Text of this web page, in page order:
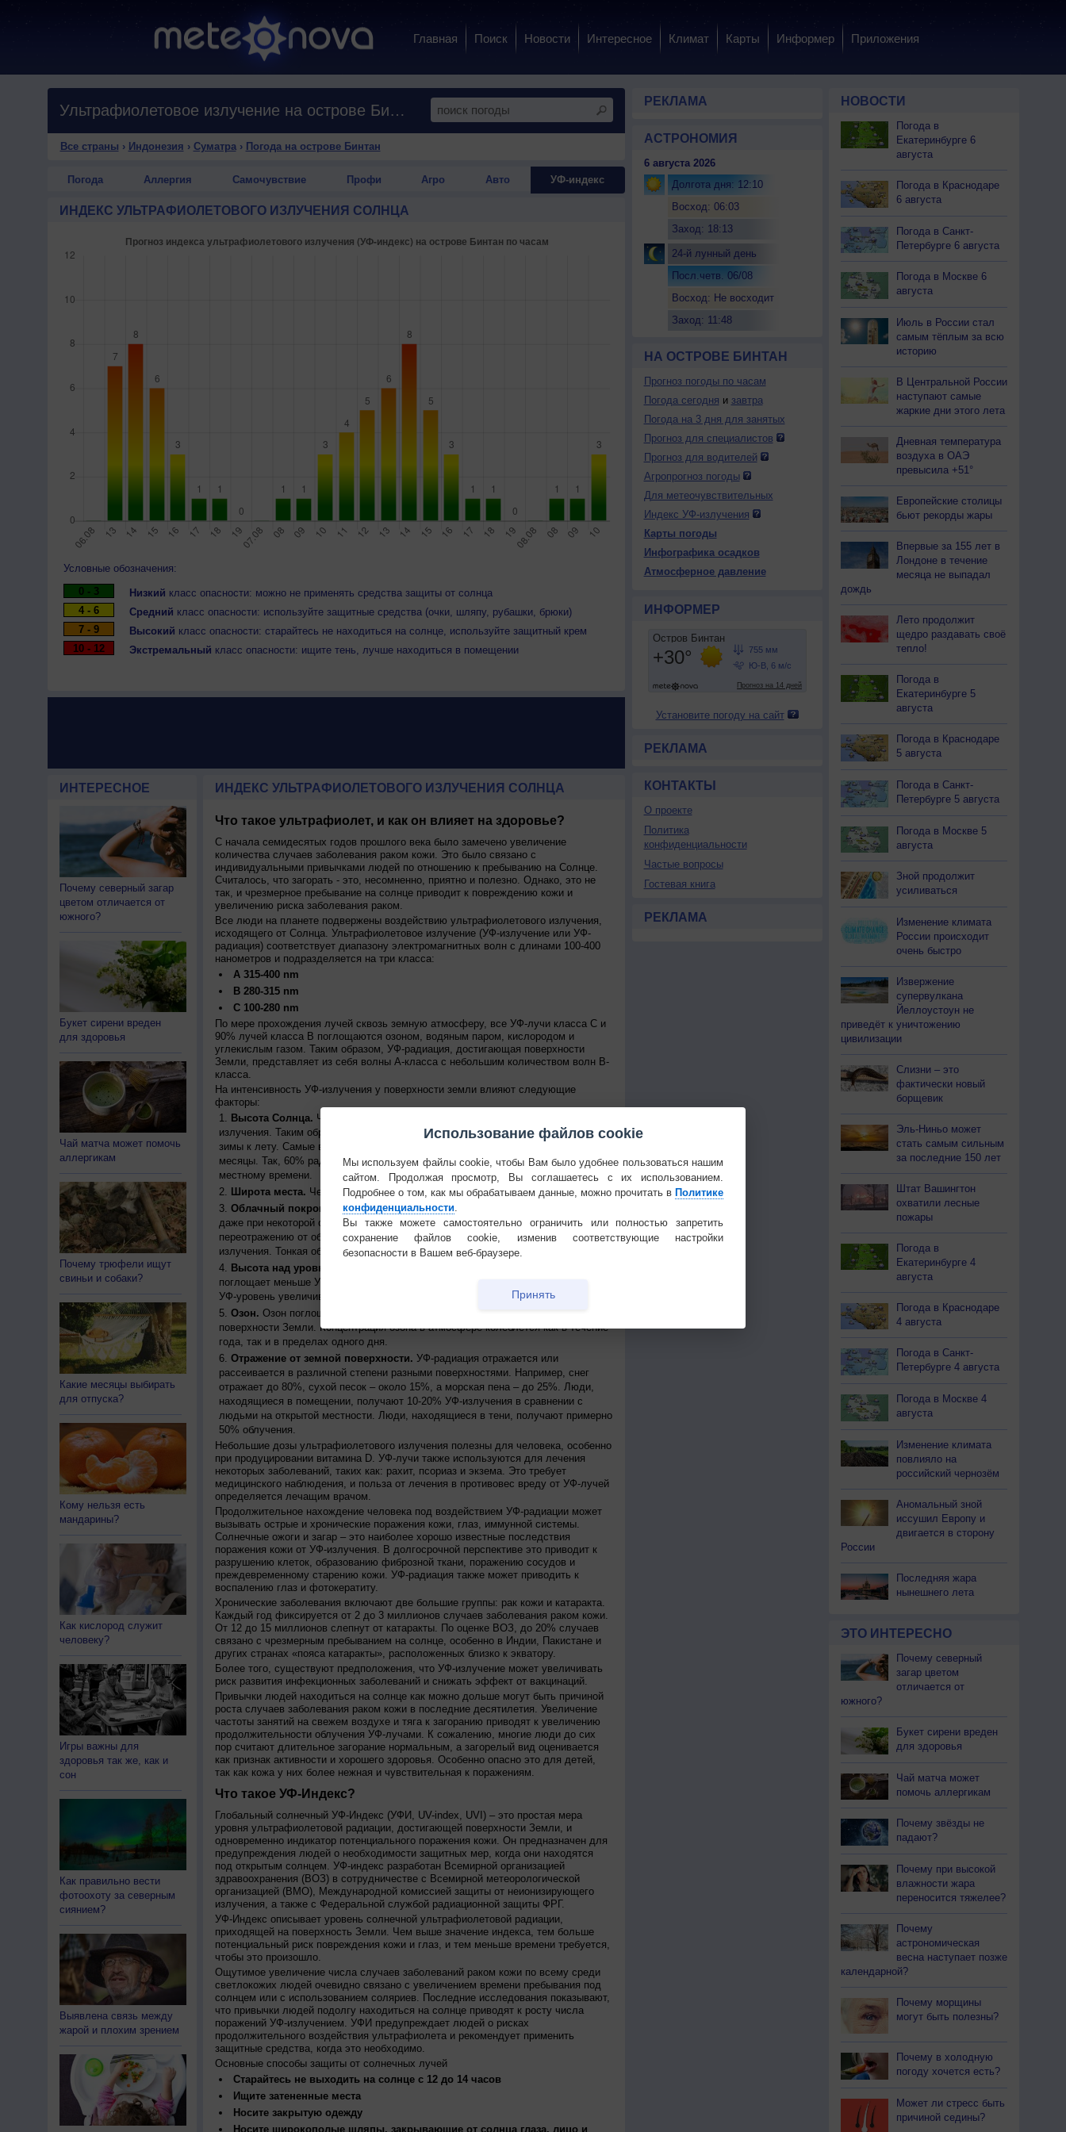
Главная Поиск Новости Интересное Климат Карты Информер Приложения
Ультрафиолетовое излучение на острове Бинтан
Все страны › Индонезия › Суматра› Погода на острове Бинтан
Погода Аллергия Самочувствие Профи Агро Авто УФ-индекс
ИНДЕКС УЛЬТРАФИОЛЕТОВОГО ИЗЛУЧЕНИЯ СОЛНЦА
Условные обозначения:
0 - 3
Низкий класс опасности: можно не применять средства защиты от солнца
4 - 6
Средний класс опасности: используйте защитные средства (очки, шляпу, рубашки, брюки)
7 - 9
Высокий класс опасности: старайтесь не находиться на солнце, используйте защитный крем
10 - 12
Экстремальный класс опасности: ищите тень, лучше находиться в помещении
ИНТЕРЕСНОЕ
Почему северный загар
цветом отличается от
южного?
Букет сирени вреден
для здоровья
Чай матча может помочь
аллергикам
Почему трюфели ищут
свиньи и собаки?
Какие месяцы выбирать
для отпуска?
Кому нельзя есть
мандарины?
Как кислород служит
человеку?
Игры важны для
здоровья так же, как и
сон
Как правильно вести
фотоохоту за северным
сиянием?
Выявлена связь между
жарой и плохим зрением
ИНДЕКС УЛЬТРАФИОЛЕТОВОГО ИЗЛУЧЕНИЯ СОЛНЦА
Что такое ультрафиолет, и как он влияет на здоровье?
С начала семидесятых годов прошлого века было замечено увеличение
количества случаев заболевания раком кожи. Это было связано с
индивидуальными привычками людей по отношению к пребыванию на Солнце.
Считалось, что загорать - это, несомненно, приятно и полезно. Однако, это не
так, и чрезмерное пребывание на солнце приводит к повреждению кожи и
увеличению риска заболевания раком.
Все люди на планете подвержены воздействию ультрафиолетового излучения,
исходящего от Солнца. Ультрафиолетовое излучение (УФ-излучение или УФ-
радиация) соответствует диапазону электромагнитных волн с длинами 100-400
нанометров и подразделяется на три класса:
A 315-400 nm
B 280-315 nm
C 100-280 nm
По мере прохождения лучей сквозь земную атмосферу, все УФ-лучи класса C и
90% лучей класса B поглощаются озоном, водяным паром, кислородом и
углекислым газом. Таким образом, УФ-радиация, достигающая поверхности
Земли, представляет из себя волны А-класса с небольшим количеством волн В-
класса.
На интенсивность УФ-излучения у поверхности земли влияют следующие
факторы:
Высота Солнца. Чем выше Солнце над горизонтом, тем сильнее уровень УФ-
излучения. Таким образом, уровень излучения колеблется от дня к ночи и от
зимы к лету. Самые высокие уровни достигаются около полудня в летние
месяцы. Так, 60% радиации приходит примерно между 11 и 15 часами дня по
местному времени.
Широта места. Чем ближе к экватору, тем выше уровень УФ-радиации
Облачный покров.
Уровень УФ-радиации выше при безоблачном небе, но
даже при некоторой облачности, излучение может быть сильным, благодаря
переотражению от облаков, создавая, таким образом, рассеянные источники
излучения. Тонкая облачность может пропускать до 90% УФ-лучей.
Высота над уровнем моря.
поглощает меньше УФ-радиации, поступающей от Солнца. Каждые 1000 метров
УФ-уровень увеличивается примерно на 10%.
Озон. Озон поглощает часть УФ-радиации, которая иначе могла бы достичь
поверхности Земли. Концентрация озона в атмосфере колеблется как в течение
года, так и в пределах одного дня.
Отражение от земной поверхности. УФ-радиация отражается или
рассеивается в различной степени разными поверхностями. Например, снег
отражает до 80%, сухой песок – около 15%, а морская пена – до 25%. Люди,
находящиеся в помещении, получают 10-20% УФ-излучения в сравнении с
людьми на открытой местности. Люди, находящиеся в тени, получают примерно
50% облучения.
Небольшие дозы ультрафиолетового излучения полезны для человека, особенно
при продуцировании витамина D. УФ-лучи также используются для лечения
некоторых заболеваний, таких как: рахит, псориаз и экзема. Это требует
медицинского наблюдения, и польза от лечения в противовес вреду от УФ-лучей
определяется лечащим врачом.
Продолжительное нахождение человека под воздействием УФ-радиации может
вызывать острые и хронические поражения кожи, глаз, иммунной системы.
Солнечные ожоги и загар – это наиболее хорошо известные последствия
поражения кожи от УФ-излучения. В долгосрочной перспективе это приводит к
разрушению клеток, образованию фиброзной ткани, поражению сосудов и
преждевременному старению кожи. УФ-радиация также может приводить к
воспалению глаз и фотокератиту.
Хронические заболевания включают две большие группы: рак кожи и катаракта.
Каждый год фиксируется от 2 до 3 миллионов случаев заболевания раком кожи.
От 12 до 15 миллионов слепнут от катаракты. По оценке ВОЗ, до 20% случаев
связано с чрезмерным пребыванием на солнце, особенно в Индии, Пакистане и
других странах «пояса катаракты», расположенных близко к экватору.
Более того, существуют предположения, что УФ-излучение может увеличивать
риск развития инфекционных заболеваний и снижать эффект от вакцинаций.
Привычки людей находиться на солнце как можно дольше могут быть причиной
роста случаев заболевания раком кожи в последние десятилетия. Увеличение
частоты занятий на свежем воздухе и тяга к загоранию приводят к увеличению
продолжительности облучения УФ-лучами. К сожалению, многие люди до сих
пор считают длительное загорание нормальным, а загорелый вид оценивается
как признак активности и хорошего здоровья. Особенно опасно это для детей,
так как кожа у них более нежная и чувствительная к поражениям.
Что такое УФ-Индекс?
Глобальный солнечный УФ-Индекс (УФИ, UV-index, UVI) – это простая мера
уровня ультрафиолетовой радиации, достигающей поверхности Земли, и
одновременно индикатор потенциального поражения кожи. Он предназначен для
предупреждения людей о необходимости защитных мер, когда они находятся
под открытым солнцем. УФ-индекс разработан Всемирной организацией
здравоохранения (ВОЗ) в сотрудничестве с Всемирной метеорологической
организацией (ВМО), Международной комиссией защиты от неионизирующего
излучения, а также с Федеральной службой радиационной защиты ФРГ.
УФ-Индекс описывает уровень солнечной ультрафиолетовой радиации,
приходящей на поверхность Земли. Чем выше значение индекса, тем больше
потенциальный риск повреждения кожи и глаз, и тем меньше времени требуется,
чтобы это произошло.
Ощутимое увеличение числа случаев заболеваний раком кожи по всему среди
светлокожих людей очевидно связано с увеличением времени пребывания под
солнцем или с использованием соляриев. Последние исследования показывают,
что привычки людей подолгу находиться на солнце приводят к росту числа
поражений УФ-излучением. УФИ предупреждает людей о рисках
продолжительного воздействия ультрафиолета и рекомендует применить
защитные средства, когда это необходимо.
Основные способы защиты от солнечных лучей
Старайтесь не выходить на солнце с 12 до 14 часов
Ищите затененные места
Носите закрытую одежду
Носите широкополые шляпы, закрывающие от солнца глаза, лицо и
РЕКЛАМА
АСТРОНОМИЯ
6 августа 2026
Долгота дня: 12:10
Восход: 06:03
Заход: 18:13
24-й лунный день
Посл.четв. 06/08
Восход: Не восходит
Заход: 11:48
НА ОСТРОВЕ БИНТАН
Прогноз погоды по часам
Погода сегодня и завтра
Погода на 3 дня для занятых
Прогноз для специалистов
Прогноз для водителей
Агропрогноз погоды
Для метеочувствительных
Индекс УФ-излучения
Карты погоды
Инфографика осадков
Атмосферное давление
ИНФОРМЕР
Установите погоду на сайт
РЕКЛАМА
КОНТАКТЫ
О проекте
Политика
конфиденциальности
Частые вопросы
Гостевая книга
РЕКЛАМА
НОВОСТИ
Погода в
Екатеринбурге 6
августа
Погода в Краснодаре
6 августа
Погода в Санкт-
Петербурге 6 августа
Погода в Москве 6
августа
Июль в России стал
самым тёплым за всю
историю
В Центральной России
наступают самые
жаркие дни этого лета
Дневная температура
воздуха в ОАЭ
превысила +51°
Европейские столицы
бьют рекорды жары
Впервые за 155 лет в
Лондоне в течение
месяца не выпадал
дождь
Лето продолжит
щедро раздавать своё
тепло!
Погода в
Екатеринбурге 5
августа
Погода в Краснодаре
5 августа
Погода в Санкт-
Петербурге 5 августа
Погода в Москве 5
августа
Зной продолжит
усиливаться
Изменение климата
России происходит
очень быстро
Извержение
супервулкана
Йеллоустоун не
приведёт к уничтожению
цивилизации
Слизни – это
фактически новый
борщевик
Эль-Ниньо может
стать самым сильным
за последние 150 лет
Штат Вашингтон
охватили лесные
пожары
Погода в
Екатеринбурге 4
августа
Погода в Краснодаре
4 августа
Погода в Санкт-
Петербурге 4 августа
Погода в Москве 4
августа
Изменение климата
повлияло на
российский чернозём
Аномальный зной
иссушил Европу и
двигается в сторону
России
Последняя жара
нынешнего лета
ЭТО ИНТЕРЕСНО
Почему северный
загар цветом
отличается от
южного?
Букет сирени вреден
для здоровья
Чай матча может
помочь аллергикам
Почему звёзды не
падают?
Почему при высокой
влажности жара
переносится тяжелее?
Почему
астрономическая
весна наступает позже
календарной?
Почему морщины
могут быть полезны?
Почему в холодную
погоду хочется есть?
Может ли стресс быть
причиной седины?
Использование файлов cookie
Мы используем файлы cookie, чтобы Вам было удобнее пользоваться нашим
сайтом. Продолжая просмотр, Вы соглашаетесь с их использованием.
Подробнее о том, как мы обрабатываем данные, можно прочитать в Политике
конфиденциальности.
Вы также можете самостоятельно ограничить или полностью запретить
сохранение файлов cookie, изменив соответствующие настройки
безопасности в Вашем веб-браузере.
Принять